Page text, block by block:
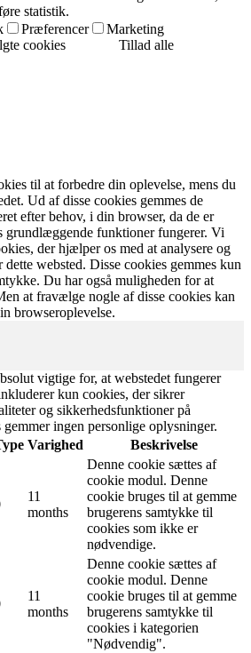
statistik.
Præferencer
Marketing
cookies
Tillad alle
til at forbedre din oplevelse, mens du
Ud af disse cookies gemmes de
efter behov, i din browser, da de er
grundlæggende funktioner fungerer. Vi
der hjælper os med at analysere og
websted. Disse cookies gemmes kun
Du har også muligheden for at
at fravælge nogle af disse cookies kan
browseroplevelse.
vigtige for, at webstedet fungerer
kun cookies, der sikrer
og sikkerhedsfunktioner på
ingen personlige oplysninger.
Varighed Beskrivelse
11
months
Denne cookie sættes af
cookie modul. Denne
cookie bruges til at gemme
brugerens samtykke til
cookies som ikke er
nødvendige.
11
months
Denne cookie sættes af
cookie modul. Denne
cookie bruges til at gemme
brugerens samtykke til
cookies i kategorien
"Nødvendig".